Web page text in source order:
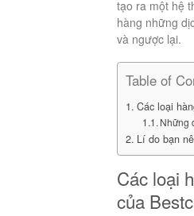
tạo ra một hệ
hàng những
và ngược lại.
Table of
Các loại
Những
Lí do bạn
Các loại
của